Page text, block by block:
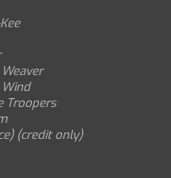
Troopers
(credit only)